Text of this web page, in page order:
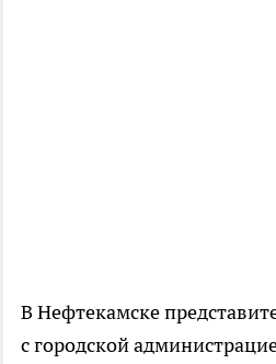
В Нефтекамске
с городской